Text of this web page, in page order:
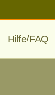
Hilfe/FAQ